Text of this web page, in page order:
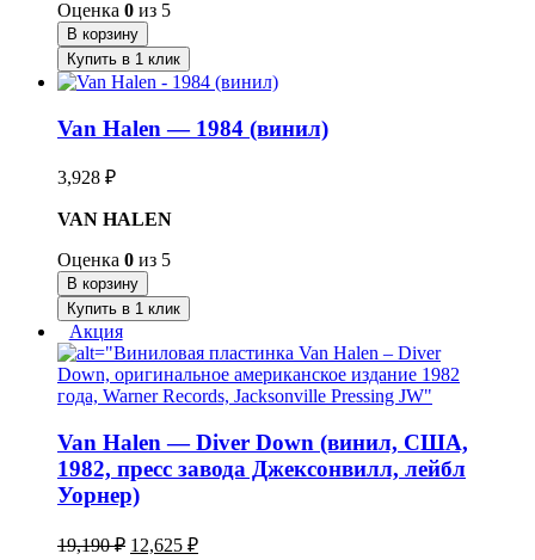
Оценка 0 из 5
В корзину
Купить в 1 клик
Van Halen — 1984 (винил)
3,928 ₽
VAN HALEN
Оценка 0 из 5
В корзину
Купить в 1 клик
Акция
Van Halen — Diver Down (винил, США,
1982, пресс завода Джексонвилл, лейбл
Уорнер)
19,190₽ Первоначальная
12,625 ₽Текущая